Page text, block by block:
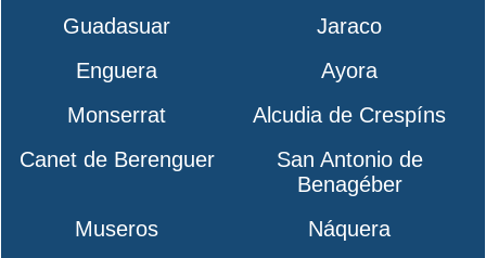
Guadasuar
Jaraco
Enguera
Ayora
Monserrat
Alcudia de Crespíns
Canet de Berenguer
San Antonio de
Benagéber
Museros
Náquera